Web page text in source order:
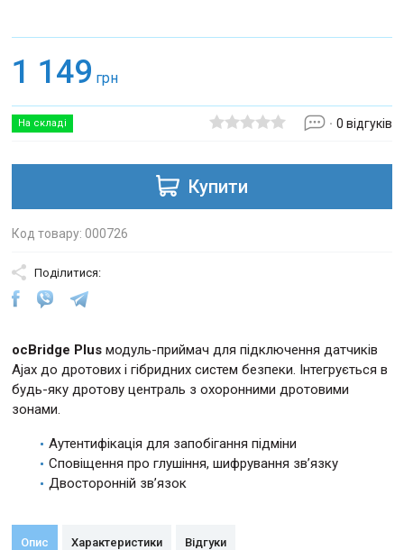
1 149 грн
На складі 0 відгуків
Купити
Код товару: 000726
Поділитися:
ocBridge Plus модуль-приймач для підключення датчиків
Ajax до дротових і гібридних систем безпеки. Інтегрується в
будь-яку дротову централь з охоронними дротовими
зонами.
Аутентифікація для запобігання підміни
Сповіщення про глушіння, шифрування зв’язку
Двосторонній зв’язок
Опис Характеристики Відгуки